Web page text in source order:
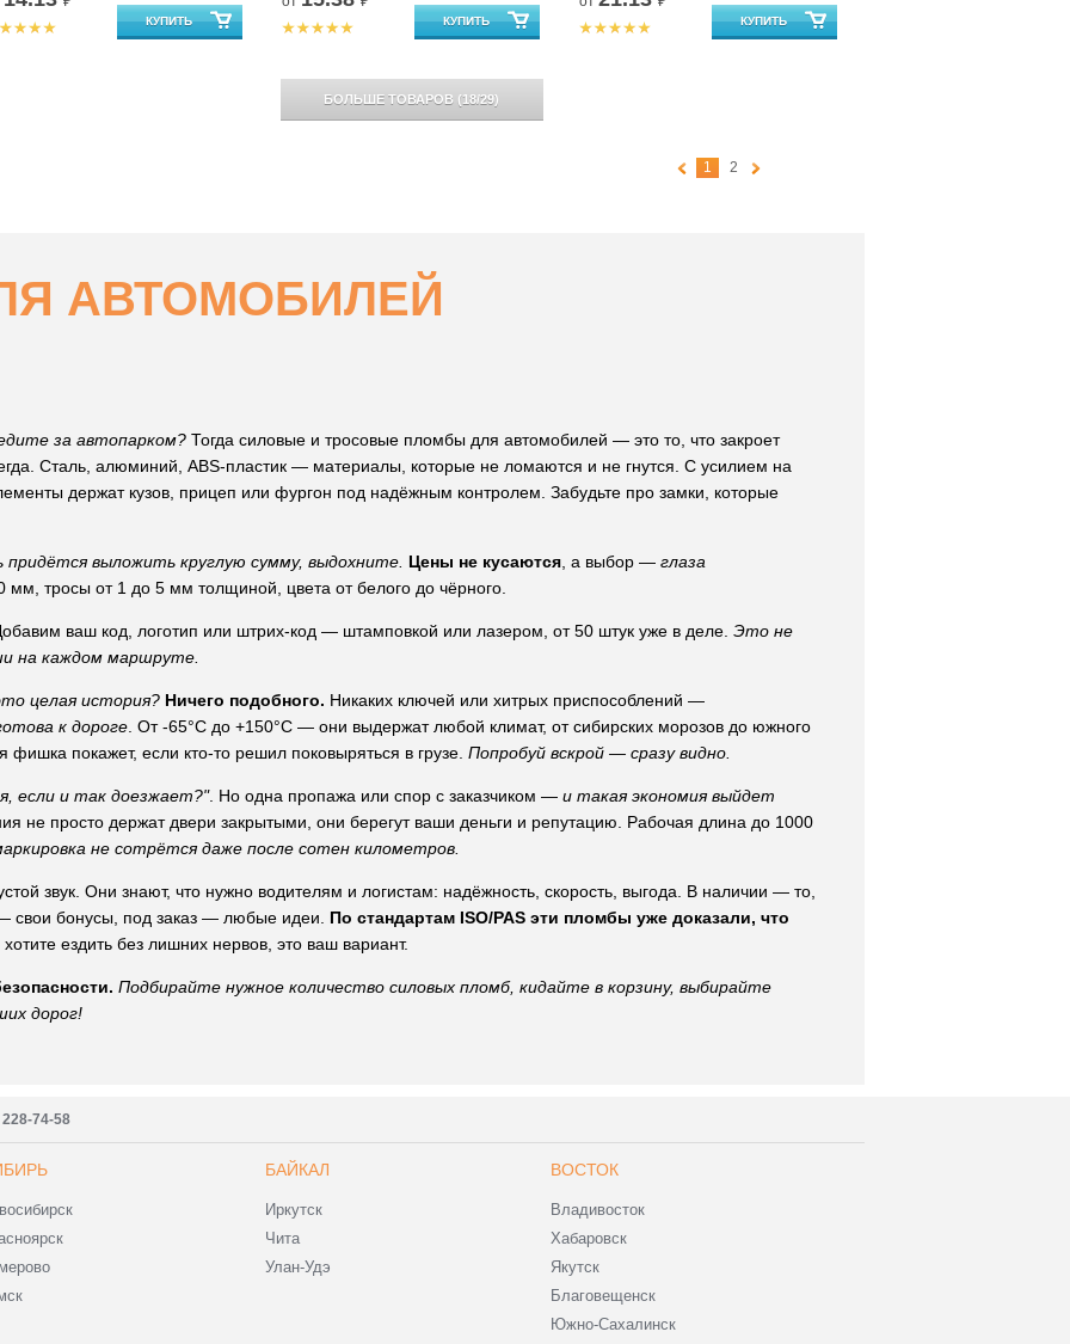
БОЛЬШЕ ТОВАРОВ (18/29)
1 2
АВТОМОБИЛЕЙ
за автопарком? Тогда силовые и тросовые пломбы для автомобилей — это то, что закроет
Сталь, алюминий, ABS-пластик — материалы, которые не ломаются и не гнутся. С усилием на
держат кузов, прицеп или фургон под надёжным контролем. Забудьте про замки, которые
выложить круглую сумму, выдохните. Цены не кусаются, а выбор — глаза
мм, тросы от 1 до 5 мм толщиной, цвета от белого до чёрного.
ваш код, логотип или штрих-код — штамповкой или лазером, от 50 штук уже в деле. Это не
на каждом маршруте.
целая история? Ничего подобного. Никаких ключей или хитрых приспособлений —
к дороге. От -65°C до +150°C — они выдержат любой климат, от сибирских морозов до южного
фишка покажет, если кто-то решил поковыряться в грузе. Попробуй вскрой — сразу видно.
если и так доезжает?". Но одна пропажа или спор с заказчиком — и такая экономия выйдет
не просто держат двери закрытыми, они берегут ваши деньги и репутацию. Рабочая длина до 1000
не сотрётся даже после сотен километров.
звук. Они знают, что нужно водителям и логистам: надёжность, скорость, выгода. В наличии — то,
свои бонусы, под заказ — любые идеи. По стандартам ISO/PAS эти пломбы уже доказали, что
ездить без лишних нервов, это ваш вариант.
Подбирайте нужное количество силовых пломб, кидайте в корзину, выбирайте
дорог!
74-58
БАЙКАЛ
Иркутск
Чита
Улан-Удэ
ВОСТОК
Владивосток
Хабаровск
Якутск
Благовещенск
Южно-Сахалинск